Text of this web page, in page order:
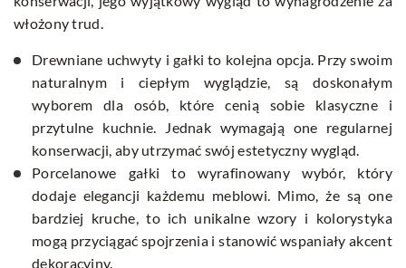
włożony trud.
Drewniane uchwyty i gałki to kolejna opcja. Przy swoim
naturalnym i ciepłym wyglądzie, są doskonałym
wyborem dla osób, które cenią sobie klasyczne i
przytulne kuchnie. Jednak wymagają one regularnej
konserwacji, aby utrzymać swój estetyczny wygląd.
Porcelanowe gałki to wyrafinowany wybór, który
dodaje elegancji każdemu meblowi. Mimo, że są one
bardziej kruche, to ich unikalne wzory i kolorystyka
mogą przyciągać spojrzenia i stanowić wspaniały akcent
dekoracyjny.